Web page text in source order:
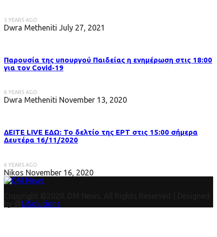
5 YEARS AGO
Dwra Metheniti July 27, 2021
Παρουσία της υπουργού Παιδείας η ενημέρωση στις 18:00
για τον Covid-19
6 YEARS AGO
Dwra Metheniti November 13, 2020
ΔΕΙΤΕ LIVE ΕΔΩ: Το δελτίο της ΕΡΤ στις 15:00 σήμερα
Δευτέρα 16/11/2020
6 YEARS AGO
Nikos November 16, 2020
LiSolutions